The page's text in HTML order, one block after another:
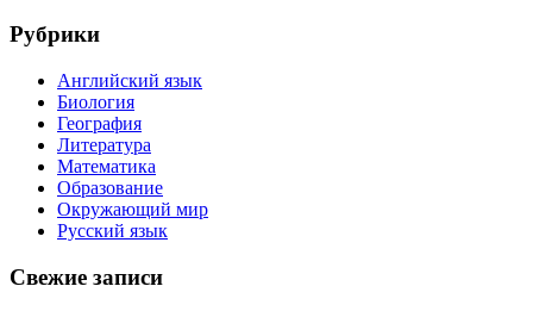
Рубрики
Английский язык
Биология
География
Литература
Математика
Образование
Окружающий мир
Русский язык
Свежие записи